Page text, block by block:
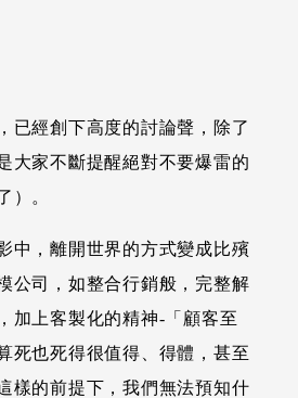
已經創下高度的討論聲，除了
大家不斷提醒絕對不要爆雷的
）。
中，離開世界的方式變成比殯
公司，如整合行銷般，完整解
加上客製化的精神-「顧客至
死也死得很值得、得體，甚至
樣的前提下，我們無法預知什